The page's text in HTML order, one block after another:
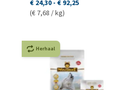
€ 24,30 - € 92,25
(€ 7,68 / kg)
Herhaal